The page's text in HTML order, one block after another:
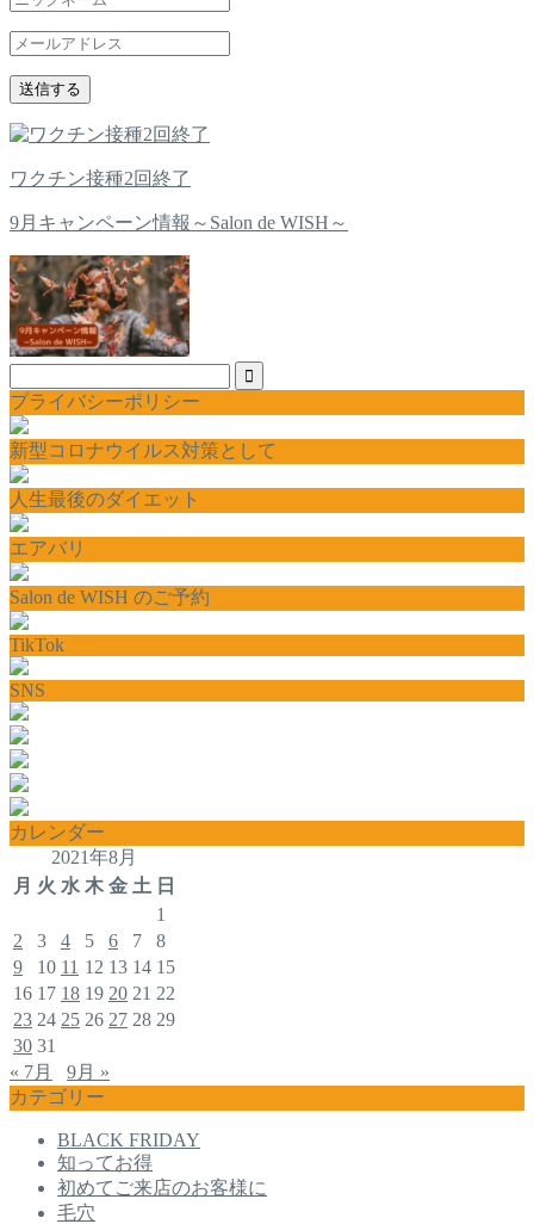
ワクチン接種2回終了
9月キャンペーン情報～Salon de WISH～
プライバシーポリシー
新型コロナウイルス対策として
人生最後のダイエット
エアバリ
Salon de WISH のご予約
TikTok
SNS
カレンダー
2021年8月
月 火 水 木 金 土 日
1
2
3 4 5 6 7
8
9
10 11 12 13 14 15
16 17 18 19 20 21 22
23 24 25 26 27 28 29
30 31
« 7月
9月 »
カテゴリー
BLACK FRIDAY
知ってお得
初めてご来店のお客様に
毛穴